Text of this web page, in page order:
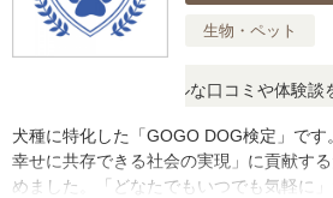
生物・ペット
思ったら、リアルな口コミや体験談を
犬種に特化した「GOGO DOG検定」です
幸せに共存できる社会の実現」に貢献す
めました。「どなたでもいつでも気軽に